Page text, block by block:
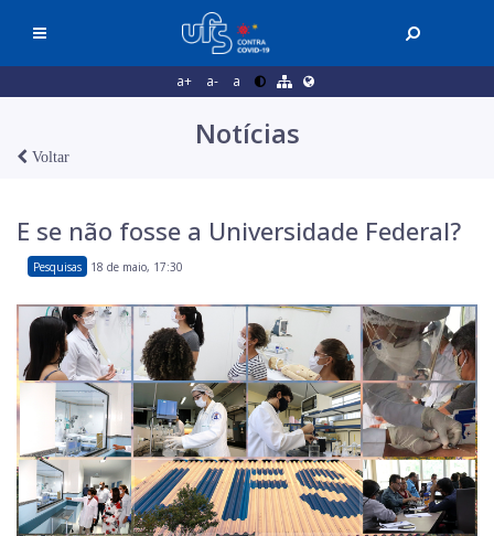
a+ a- a
Notícias
Voltar
E se não fosse a Universidade Federal?
Pesquisas 18 de maio, 17:30